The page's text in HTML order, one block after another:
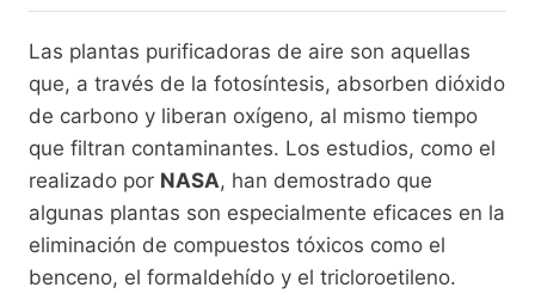
Las plantas purificadoras de aire son aquellas
que, a través de la fotosíntesis, absorben dióxido
de carbono y liberan oxígeno, al mismo tiempo
que filtran contaminantes. Los estudios, como el
realizado por NASA, han demostrado que
algunas plantas son especialmente eficaces en la
eliminación de compuestos tóxicos como el
benceno, el formaldehído y el tricloroetileno.